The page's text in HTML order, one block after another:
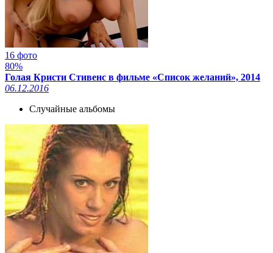
16 фото
80%
Голая Кристи Стивенс в фильме «Список желаний», 2014
06.12.2016
Случайные альбомы